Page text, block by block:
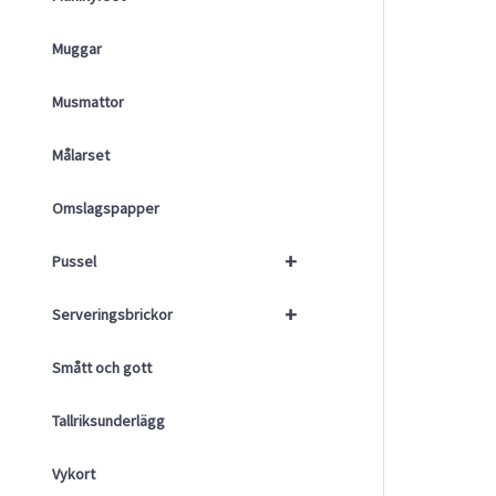
Muggar
Musmattor
Målarset
Omslagspapper
+
Pussel
+
Serveringsbrickor
Smått och gott
Tallriksunderlägg
Vykort